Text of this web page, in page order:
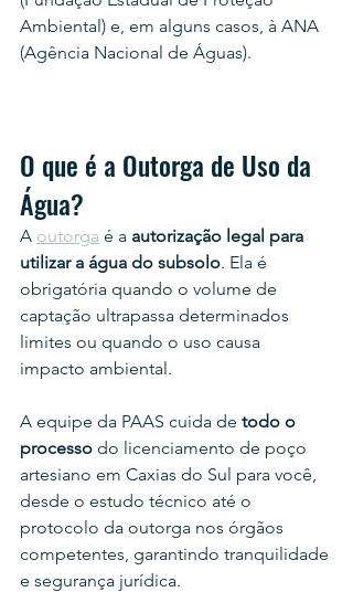
Ambiental) e, em alguns casos, à ANA
(Agência Nacional de Águas).
O que é a Outorga de Uso da
Água?
A outorga é a autorização legal para
utilizar a água do subsolo. Ela é
obrigatória quando o volume de
captação ultrapassa determinados
limites ou quando o uso causa
impacto ambiental.
A equipe da PAAS cuida de todo o
processo do licenciamento de poço
artesiano em Caxias do Sul para você,
desde o estudo técnico até o
protocolo da outorga nos órgãos
competentes, garantindo tranquilidade
e segurança jurídica.